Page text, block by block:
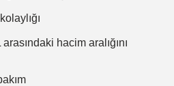
hacim aralığını